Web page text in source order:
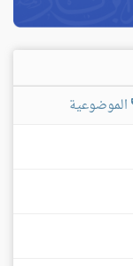
الموضوعية